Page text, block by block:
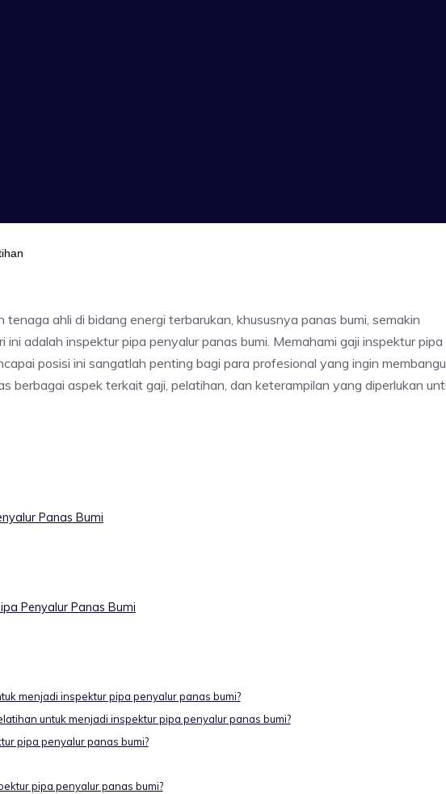
ahli di bidang energi terbarukan, khususnya panas bumi, semakin
adalah inspektur pipa penyalur panas bumi. Memahami gaji inspektur pipa
posisi ini sangatlah penting bagi para profesional yang ingin
berbagai aspek terkait gaji, pelatihan, dan keterampilan yang diperlukan
Panas Bumi
Penyalur Panas Bumi
menjadi inspektur pipa penyalur panas bumi?
untuk menjadi inspektur pipa penyalur panas bumi?
pipa penyalur panas bumi?
pipa penyalur panas bumi?